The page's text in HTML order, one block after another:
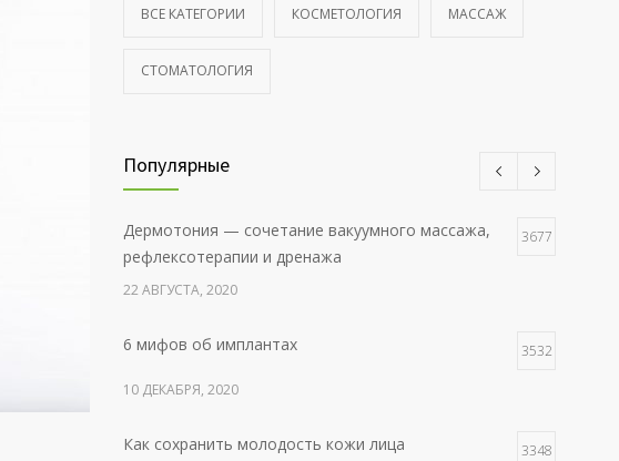
ВСЕ КАТЕГОРИИ КОСМЕТОЛОГИЯ МАССАЖ
СТОМАТОЛОГИЯ
Популярные
Дермотония — сочетание вакуумного массажа,
рефлексотерапии и дренажа
3677
22 АВГУСТА, 2020
6 мифов об имплантах 3532
10 ДЕКАБРЯ, 2020
Как сохранить молодость кожи лица 3348